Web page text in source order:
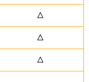
△
△
△